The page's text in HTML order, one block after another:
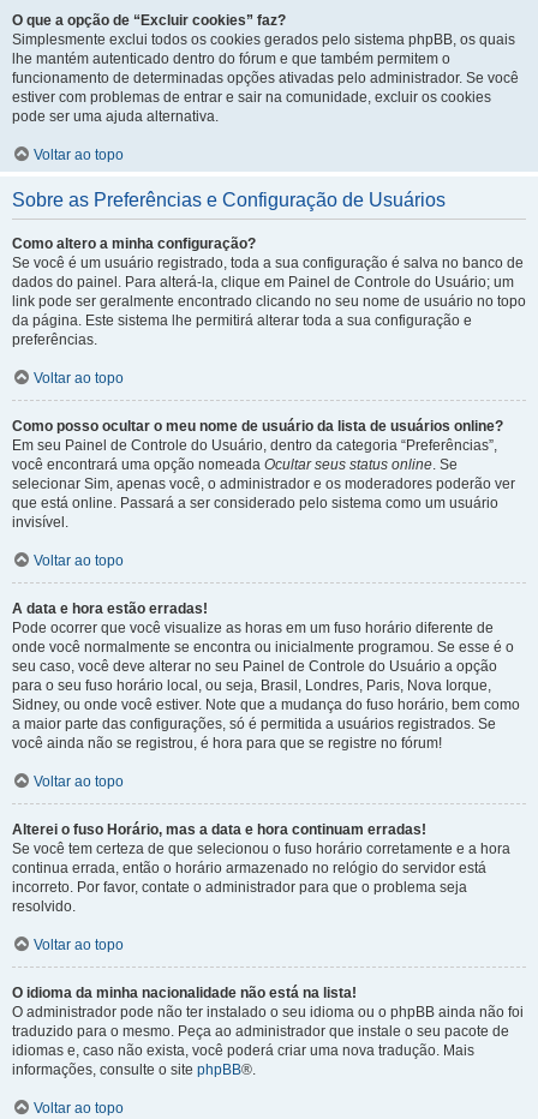
O que a opção de “Excluir cookies” faz?
Simplesmente exclui todos os cookies gerados pelo sistema phpBB, os quais
lhe mantém autenticado dentro do fórum e que também permitem o
funcionamento de determinadas opções ativadas pelo administrador. Se você
estiver com problemas de entrar e sair na comunidade, excluir os cookies
pode ser uma ajuda alternativa.
Voltar ao topo
Sobre as Preferências e Configuração de Usuários
Como altero a minha configuração?
Se você é um usuário registrado, toda a sua configuração é salva no banco de
dados do painel. Para alterá-la, clique em Painel de Controle do Usuário; um
link pode ser geralmente encontrado clicando no seu nome de usuário no topo
da página. Este sistema lhe permitirá alterar toda a sua configuração e
preferências.
Voltar ao topo
Como posso ocultar o meu nome de usuário da lista de usuários online?
Em seu Painel de Controle do Usuário, dentro da categoria “Preferências”,
você encontrará uma opção nomeada Ocultar seus status online. Se
selecionar Sim, apenas você, o administrador e os moderadores poderão ver
que está online. Passará a ser considerado pelo sistema como um usuário
invisível.
Voltar ao topo
A data e hora estão erradas!
Pode ocorrer que você visualize as horas em um fuso horário diferente de
onde você normalmente se encontra ou inicialmente programou. Se esse é o
seu caso, você deve alterar no seu Painel de Controle do Usuário a opção
para o seu fuso horário local, ou seja, Brasil, Londres, Paris, Nova Iorque,
Sidney, ou onde você estiver. Note que a mudança do fuso horário, bem como
a maior parte das configurações, só é permitida a usuários registrados. Se
você ainda não se registrou, é hora para que se registre no fórum!
Voltar ao topo
Alterei o fuso Horário, mas a data e hora continuam erradas!
Se você tem certeza de que selecionou o fuso horário corretamente e a hora
continua errada, então o horário armazenado no relógio do servidor está
incorreto. Por favor, contate o administrador para que o problema seja
resolvido.
Voltar ao topo
O idioma da minha nacionalidade não está na lista!
O administrador pode não ter instalado o seu idioma ou o phpBB ainda não foi
traduzido para o mesmo. Peça ao administrador que instale o seu pacote de
idiomas e, caso não exista, você poderá criar uma nova tradução. Mais
informações, consulte o site phpBB®.
Voltar ao topo